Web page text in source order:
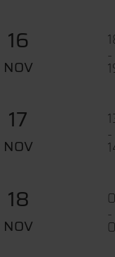
16
NOV
-
17
NOV
-
18
NOV
-